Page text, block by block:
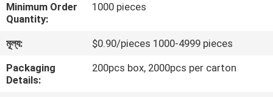
প্রদর্শন
আমাদের
সম্পর্কে
Minimum Order
Quantity:
1000 pieces
মূল্য:
$0.90/pieces 1000-4999 pieces
Packaging
Details:
200pcs box, 2000pcs per carton